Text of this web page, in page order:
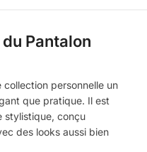
Pantalon
personnelle un
que pratique. Il est
stylistique, conçu
des looks aussi bien